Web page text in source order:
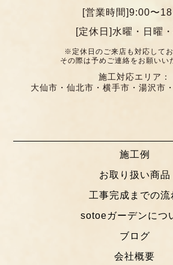
[営業時間]9:00〜
[定休日]水曜・日曜
※定休日のご来店も対応してお
その際は予めご連絡をお願いい
施工対応エリア：
大仙市・仙北市・横手市・湯沢市
施工例
お取り扱い商品
工事完成までの流
sotoeガーデンにつ
ブログ
会社概要